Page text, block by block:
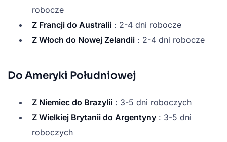
robocze
Z Francji do Australii : 2-4 dni robocze
Z Włoch do Nowej Zelandii : 2-4 dni robocze
Do Ameryki Południowej
Z Niemiec do Brazylii : 3-5 dni roboczych
Z Wielkiej Brytanii do Argentyny : 3-5 dni
roboczych